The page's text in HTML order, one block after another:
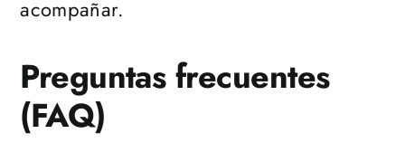
acompañar.
Preguntas frecuentes
(FAQ)